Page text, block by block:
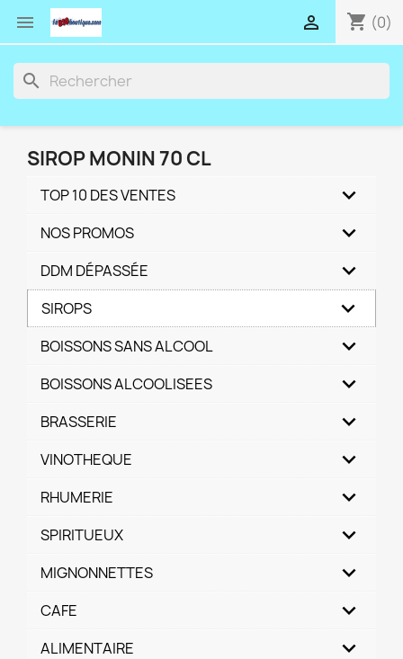
 shopping_cart (0)

search
SIROP MONIN 70 CL
TOP 10 DES VENTES
NOS PROMOS
DDM DÉPASSÉE
SIROPS
BOISSONS SANS ALCOOL
BOISSONS ALCOOLISEES
BRASSERIE
VINOTHEQUE
RHUMERIE
SPIRITUEUX
MIGNONNETTES
CAFE
ALIMENTAIRE